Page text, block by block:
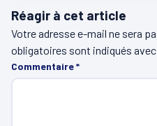
Réagir à cet article
Votre adresse e-mail ne sera
obligatoires sont indiqués avec
Commentaire*